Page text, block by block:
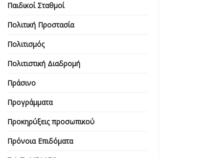
Παιδικοί Σταθμοί
Πολιτική Προστασία
Πολιτισμός
Πολιτιστική Διαδρομή
Πράσινο
Προγράμματα
Προκηρύξεις προσωπικού
Πρόνοια Επιδόματα